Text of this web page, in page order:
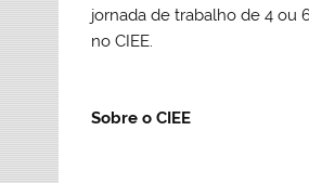
jornada de trabalho de 4 ou
no CIEE.
Sobre o CIEE